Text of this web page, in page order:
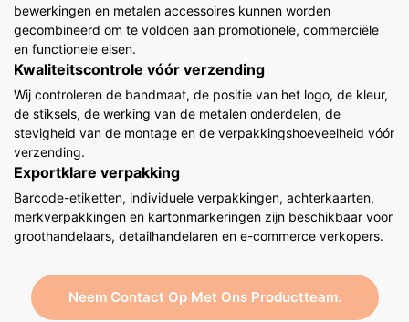
bewerkingen en metalen accessoires kunnen worden
gecombineerd om te voldoen aan promotionele, commerciële
en functionele eisen.
Kwaliteitscontrole vóór verzending
Wij controleren de bandmaat, de positie van het logo, de kleur,
de stiksels, de werking van de metalen onderdelen, de
stevigheid van de montage en de verpakkingshoeveelheid vóór
verzending.
Exportklare verpakking
Barcode-etiketten, individuele verpakkingen, achterkaarten,
merkverpakkingen en kartonmarkeringen zijn beschikbaar voor
groothandelaars, detailhandelaren en e-commerce verkopers.
Neem Contact Op Met Ons Productteam.